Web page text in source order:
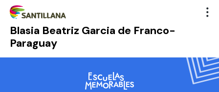
Blasia Beatriz Garcia de Franco-
Paraguay